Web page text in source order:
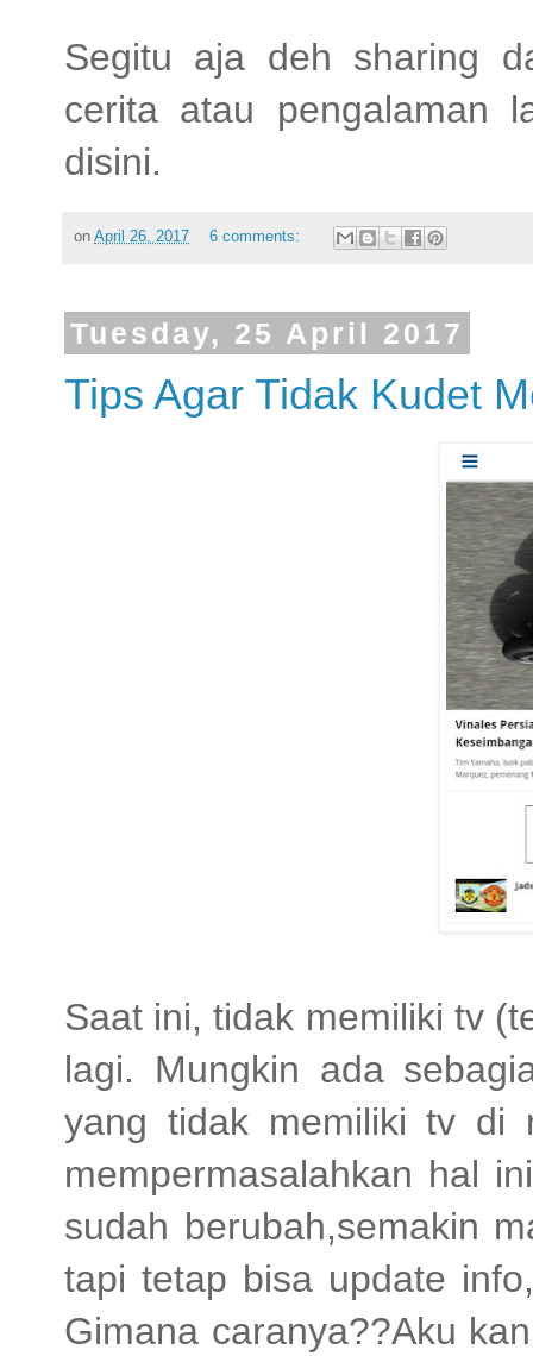
Segitu aja deh sharing
cerita atau pengalaman
disini.
on April 26, 2017 6 comments:
Tuesday, 25 April 2017
Tips Agar Tidak Kudet
Saat ini, tidak memiliki tv
lagi. Mungkin ada
yang tidak memiliki tv di
mempermasalahkan hal
sudah berubah,semakin
tapi tetap bisa update
Gimana caranya??Aku